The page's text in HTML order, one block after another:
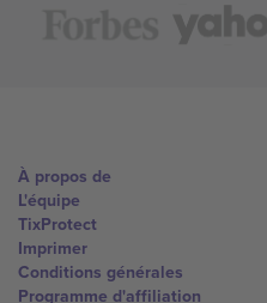
À propos de
L'équipe
TixProtect
Imprimer
Conditions générales
Programme d'affiliation